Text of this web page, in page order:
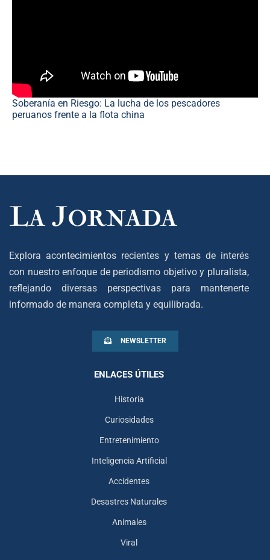
Soberanía en Riesgo: La lucha de los pescadores
peruanos frente a la flota china
Explora acontecimientos recientes y temas de interés
con nuestro enfoque de periodismo objetivo y pluralista,
reflejando diversas perspectivas para mantenerte
informado de manera completa y equilibrada.
NEWSLETTER
ENLACES ÚTILES
Historia
Curiosidades
Entretenimiento
Inteligencia Artificial
Accidentes
Desastres Naturales
Animales
Viral